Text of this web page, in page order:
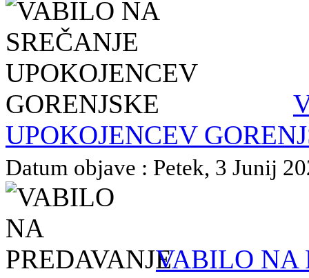
UPOKOJENCEV
Datum objave : Petek, 3 Junij
VABILO NA